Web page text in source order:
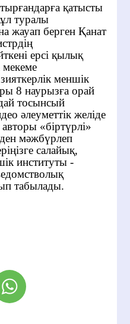
қатысты
туралы
жауап берген Қанат
ерсі қылық
мекеме
меншік
8 наурызға орай
тосынсый
әлеуметтік желіде
«біртүрлі»
мәжбүрлеп
салайық,
институты -
табылады.